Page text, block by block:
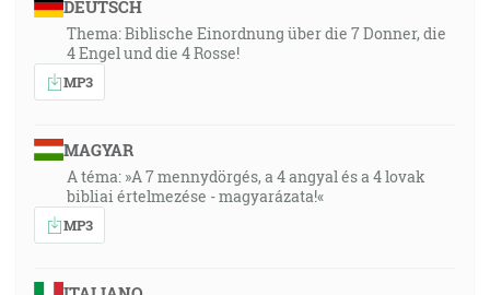
DEUTSCH
Thema: Biblische Einordnung über die 7 Donner, die
4 Engel und die 4 Rosse!
MP3
MAGYAR
A téma: »A 7 mennydörgés, a 4 angyal és a 4 lovak
bibliai értelmezése - magyarázata!«
MP3